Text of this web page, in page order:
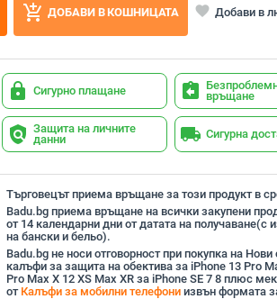
add_shopping_cart ДОБАВИ В КОШНИЦАТА favorite Добави в
lock Сигурно плащане assignment_return връщане
policy Защита на личните
данни
local_shipping Сигурна
Търговецът приема връщане за този продукт в
Badu.bg приема връщане на всички закупени
от 14 календарни дни от датата на получаване(с
на бански и бельо).
Badu.bg не носи отговорност при покупка на Нови
калъфи за защита на обектива за iPhone 13 Pro
Pro Max X 12 XS Max XR за iPhone SE 7 8 плюс
от Калъфи за мобилни телефониизвън формата